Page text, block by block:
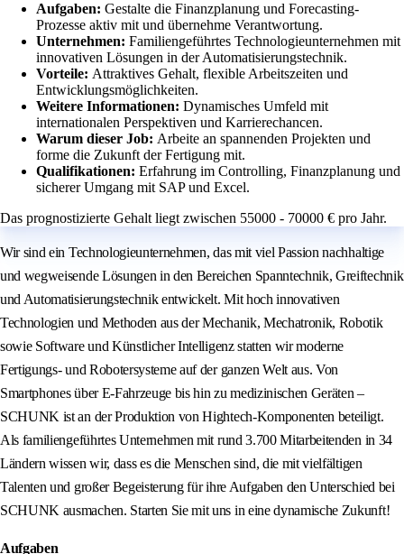
Aufgaben: Gestalte die Finanzplanung und Forecasting-
Prozesse aktiv mit und übernehme Verantwortung.
Unternehmen: Familiengeführtes Technologieunternehmen mit
innovativen Lösungen in der Automatisierungstechnik.
Vorteile: Attraktives Gehalt, flexible Arbeitszeiten und
Entwicklungsmöglichkeiten.
Weitere Informationen: Dynamisches Umfeld mit
internationalen Perspektiven und Karrierechancen.
Warum dieser Job: Arbeite an spannenden Projekten und
forme die Zukunft der Fertigung mit.
Qualifikationen: Erfahrung im Controlling, Finanzplanung und
sicherer Umgang mit SAP und Excel.
Das prognostizierte Gehalt liegt zwischen 55000 - 70000 € pro Jahr.
Wir sind ein Technologieunternehmen, das mit viel Passion nachhaltige
und wegweisende Lösungen in den Bereichen Spanntechnik, Greiftechnik
und Automatisierungstechnik entwickelt. Mit hoch innovativen
Technologien und Methoden aus der Mechanik, Mechatronik, Robotik
sowie Software und Künstlicher Intelligenz statten wir moderne
Fertigungs- und Robotersysteme auf der ganzen Welt aus. Von
Smartphones über E-Fahrzeuge bis hin zu medizinischen Geräten –
SCHUNK ist an der Produktion von Hightech-Komponenten beteiligt.
Als familiengeführtes Unternehmen mit rund 3.700 Mitarbeitenden in 34
Ländern wissen wir, dass es die Menschen sind, die mit vielfältigen
Talenten und großer Begeisterung für ihre Aufgaben den Unterschied bei
SCHUNK ausmachen. Starten Sie mit uns in eine dynamische Zukunft!
Aufgaben